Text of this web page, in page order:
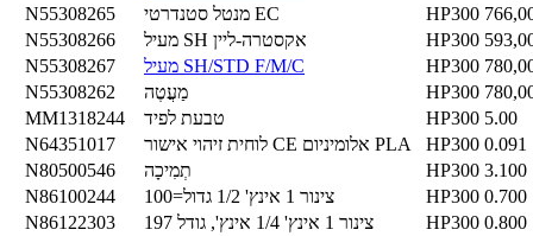
N55308265
מנטל סטנדרטי EC HP300
N55308266
מעיל SH אקסטרה-ליין HP300
N55308267
מעיל SH/STD F/M/C HP300
N55308262
מַעֲטֶה HP300
MM1318244
טבעת לפיד HP300 5.00
N64351017
לוחית זיהוי אישור CE אלומיניום PLA HP300 0.091
N80500546
תְמִיכָה HP300 3.100
N86100244
צינור 1 אינץ' 1/2 גדול=100 HP300 0.700
N86122303
צינור 1 אינץ' 1/4 אינץ', גודל 197 HP300 0.800